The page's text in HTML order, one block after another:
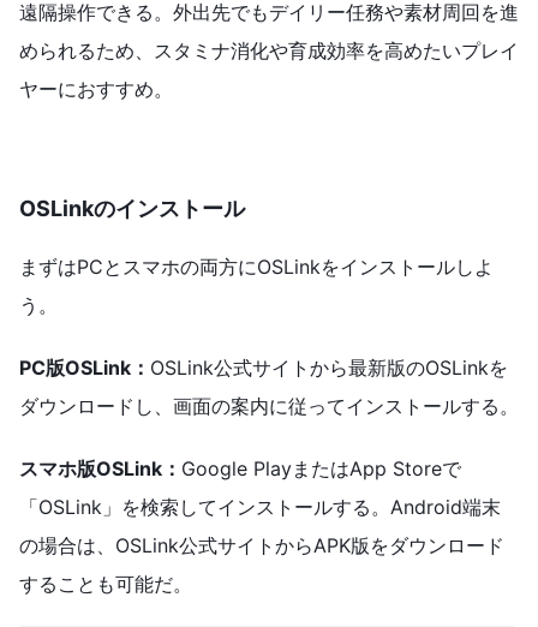
遠隔操作できる。外出先でもデイリー任務や素材周回を進
められるため、スタミナ消化や育成効率を高めたいプレイ
ヤーにおすすめ。
OSLinkのインストール
まずはPCとスマホの両方にOSLinkをインストールしよ
う。
PC版OSLink： OSLink公式サイトから最新版のOSLinkを
ダウンロードし、画面の案内に従ってインストールする。
スマホ版OSLink： Google PlayまたはApp Storeで
「OSLink」を検索してインストールする。Android端末
の場合は、OSLink公式サイトからAPK版をダウンロード
することも可能だ。